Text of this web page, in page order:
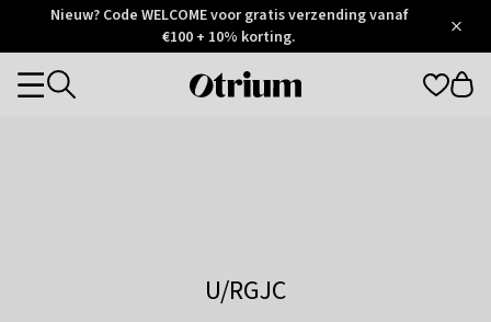
Otrium
Trustpilot
Nieuw? Code WELCOME voor gratis verzending vanaf
€100 + 10% korting.
Otrium
Categories
U/RGJC